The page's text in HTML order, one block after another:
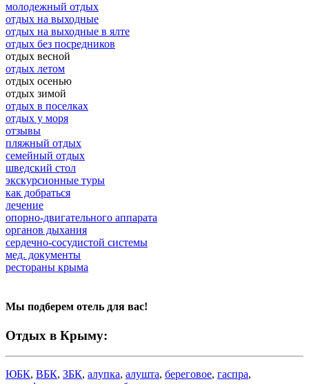
молодежный отдых
отдых на выходные
отдых на выходные в ялте
отдых без посредников
отдых весной
отдых летом
отдых осенью
отдых зимой
отдых в поселках
отдых у моря
отзывы
пляжный отдых
семейный отдых
шведский стол
экскурсионные туры
как добраться
лечение
опорно-двигательного аппарата
органов дыхания
сердечно-сосудистой системы
мед. документы
рестораны крыма
Мы подберем отель для вас!
Отдых в Крыму:
ЮБК, ВБК, ЗБК, алупка, алушта, береговое, гаспра,